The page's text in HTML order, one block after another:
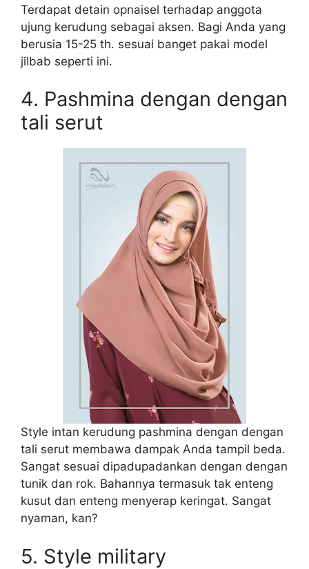
Terdapat detain opnaisel terhadap anggota
ujung kerudung sebagai aksen. Bagi Anda yang
berusia 15-25 th. sesuai banget pakai model
jilbab seperti ini.
4. Pashmina dengan dengan
tali serut
Style intan kerudung pashmina dengan dengan
tali serut membawa dampak Anda tampil beda.
Sangat sesuai dipadupadankan dengan dengan
tunik dan rok. Bahannya termasuk tak enteng
kusut dan enteng menyerap keringat. Sangat
nyaman, kan?
5. Style military